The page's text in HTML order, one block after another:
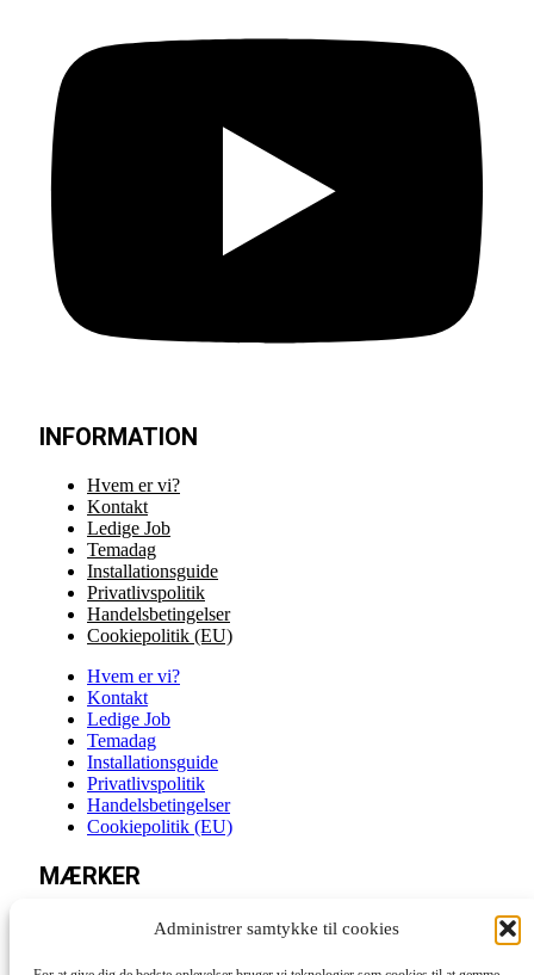
Administrer samtykke til cookies
INFORMATION
Hvem er vi?
Kontakt
Ledige Job
Temadag
Installationsguide
Privatlivspolitik
Handelsbetingelser
Cookiepolitik (EU)
Hvem er vi?
Kontakt
Ledige Job
Temadag
Installationsguide
Privatlivspolitik
Handelsbetingelser
Cookiepolitik (EU)
MÆRKER
Vitra